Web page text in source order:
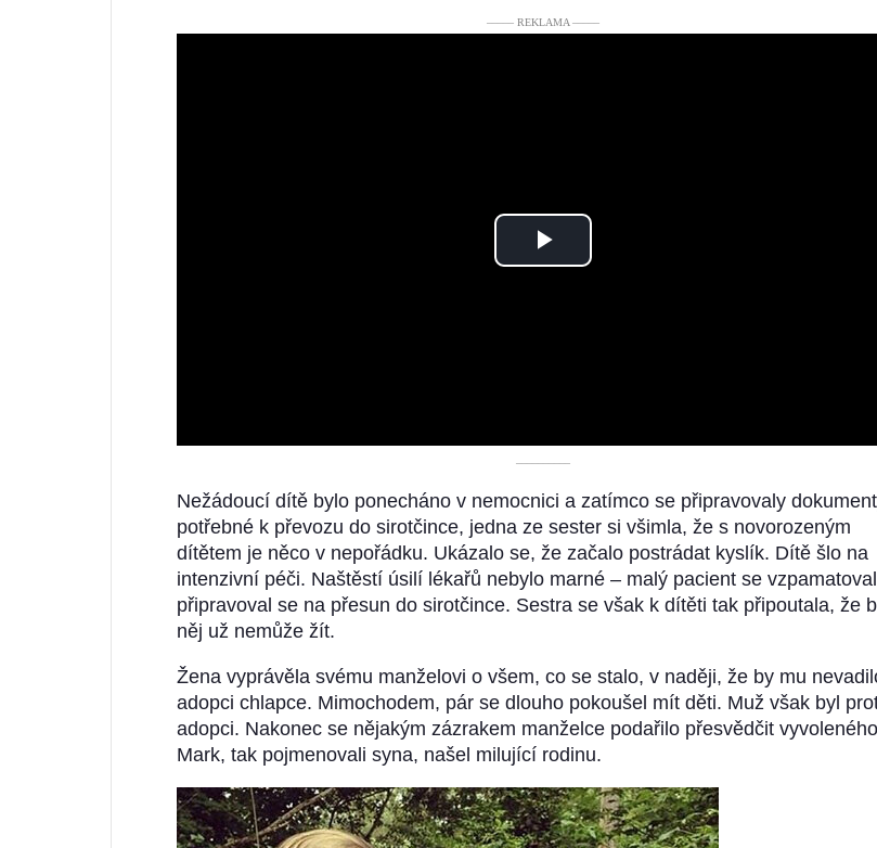
––––– REKLAMA –––––
Play
––––––––––
Nežádoucí dítě bylo ponecháno v nemocnici a zatímco se připravovaly
potřebné k převozu do sirotčince, jedna ze sester si všimla, že s novorozeným
dítětem je něco v nepořádku. Ukázalo se, že začalo postrádat kyslík. Dítě šlo na
intenzivní péči. Naštěstí úsilí lékařů nebylo marné – malý pacient se
připravoval se na přesun do sirotčince. Sestra se však k dítěti tak připoutala, že
něj už nemůže žít.
Žena vyprávěla svému manželovi o všem, co se stalo, v naději, že by mu
adopci chlapce. Mimochodem, pár se dlouho pokoušel mít děti. Muž však byl
adopci. Nakonec se nějakým zázrakem manželce podařilo přesvědčit
Mark, tak pojmenovali syna, našel milující rodinu.